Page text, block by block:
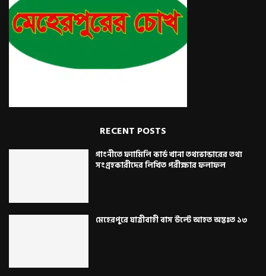
RECENT POSTS
গাংনীতে ফ্যামিলি কার্ড খানা তথ্যভান্ডারের তথ্য
সংগ্রহকারীদের লিখিত পরীক্ষার ফলাফল
মেহেরপুরে যাত্রীবাহী বাস উল্টে আহত অন্তঃত ১৩